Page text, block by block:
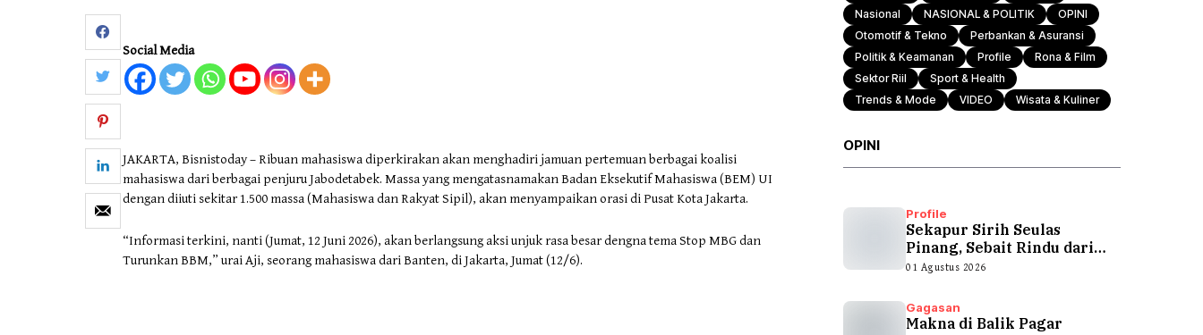
Social Media
JAKARTA, Bisnistoday – Ribuan mahasiswa diperkirakan akan menghadiri jamuan pertemuan berbagai koalisi
mahasiswa dari berbagai penjuru Jabodetabek. Massa yang mengatasnamakan Badan Eksekutif Mahasiswa (BEM) UI
dengan diiuti sekitar 1.500 massa (Mahasiswa dan Rakyat Sipil), akan menyampaikan orasi di Pusat Kota Jakarta.
“Informasi terkini, nanti (Jumat, 12 Juni 2026), akan berlangsung aksi unjuk rasa besar dengna tema Stop MBG dan
Turunkan BBM,” urai Aji, seorang mahasiswa dari Banten, di Jakarta, Jumat (12/6).
Nasional
NASIONAL & POLITIK
OPINI
Otomotif & Tekno
Perbankan & Asuransi
Politik & Keamanan
Profile
Rona & Film
Sektor Riil
Sport & Health
Trends & Mode
VIDEO Wisata & Kuliner
OPINI
Profile
Sekapur Sirih Seulas
Pinang, Sebait Rindu dari
Tepian Teluk
01 Agustus 2026
Gagasan
Makna di Balik Pagar